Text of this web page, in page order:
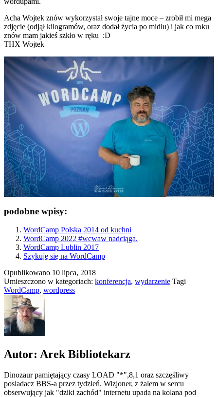
Acha Wojtek znów wykorzystał swoje tajne moce – zrobił mi mega
zdjęcie (odjął kilogramów, oraz dodał życia po midlu) i jak co roku
znów mam jakieś szkło w ręku :D
THX Wojtek
podobne wpisy:
WordCamp Polska 2014 od kuchni
WordCamp 2022 #wcwaw nadciąga.
WordCamp Lublin 2017
Szykuję się na WordCamp
Opublikowano 10 lipca, 2018
Umieszczono w kategoriach: konferencja, wydarzenie Tagi
WordCamp, wordpress
Autor: Arek Bibliotekarz
Dinozaur pamiętający czasy LOAD "*",8,1 oraz szczęśliwy
posiadacz BBS-a przez tydzień. Wizjoner, z żalem w sercu
obserwujący jak "dziki zachód" internetu upada na kolana pod